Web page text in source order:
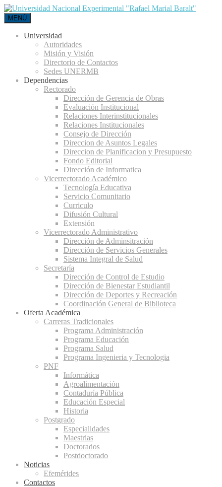
MENÚ
Universidad
Autoridades
Misión y Visión
Directorio de Contactos
Sedes UNERMB
Dependencias
Rectorado
Dirección de Gerencia de Obras
Evaluación Institucional
Relaciones Interinstitucionales
Relaciones Institucionales
Consejo de Dirección
Direccion de Asuntos Legales
Direccion de Planificacion y Presupuesto
Fondo Editorial
Dirección de Informatica
Vicerrectorado Académico
Tecnología Educativa
Servicio Comunitario
Curriculo
Difusión Cultural
Extensión
Vicerrectorado Administrativo
Dirección de Adminsitración
Dirección de Servicios Generales
Sistema Integral de Salud
Secretaría
Dirección de Control de Estudio
Dirección de Bienestar Estudiantil
Dirección de Deportes y Recreación
Coordinación General de Biblioteca
Oferta Académica
Carreras Tradicionales
Programa Administración
Programa Educación
Programa Salud
Programa Ingenieria y Tecnologia
PNF
Informática
Agroalimentación
Contaduría Pública
Educación Especial
Historia
Postgrado
Especialidades
Maestrias
Doctorados
Postdoctorado
Noticias
Efemérides
Contactos